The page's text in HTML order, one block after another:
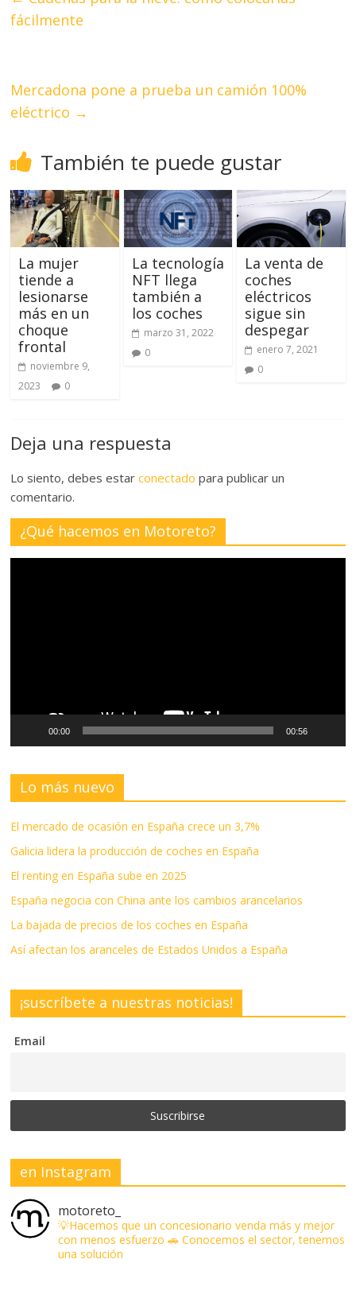
fácilmente
Mercadona pone a prueba un camión 100%
eléctrico →
También te puede gustar
La mujer
tiende a
lesionarse
más en un
choque
frontal
noviembre 9,
2023
0
La tecnología
NFT llega
también a
los coches
marzo 31, 2022
0
La venta de
coches
eléctricos
sigue sin
despegar
enero 7, 2021
0
Deja una respuesta
Lo siento, debes estarconectado para publicar un
comentario.
¿Qué hacemos en Motoreto?
00:00 00:56
Lo más nuevo
El mercado de ocasión en España crece un 3,7%
Galicia lidera la producción de coches en España
El renting en España sube en 2025
España negocia con China ante los cambios arancelarios
La bajada de precios de los coches en España
Así afectan los aranceles de Estados Unidos a España
¡suscríbete a nuestras noticias!
Email
en Instagram
motoreto_
💡Hacemos que un concesionario venda más y mejor
con menos esfuerzo 🚗 Conocemos el sector, tenemos
una solución